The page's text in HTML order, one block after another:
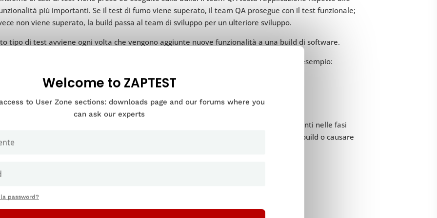
più importanti. Se il test di fumo viene superato, il team QA prosegue con il test funzionale;
non viene superato, la build passa al team di sviluppo per un ulteriore sviluppo.
tipo di test avviene ogni volta che vengono aggiunte nuove funzionalità a una build di software.
essere altre occasioni in cui i team QA effettuano lo smoke test del software, ad esempio:
di eseguire il commit di nuovo codice in un repository
la distribuzione di una nuova build del software
si esegue uno smoke test in questi punti, si potrebbe finire per trovare difetti importanti nelle fasi
del test di funzionalità, che potrebbero influenzare la data di rilascio della nuova build o causare
Welcome to ZAPTEST
to User Zone sections: downloads page and our forums where you
can ask our experts
password?